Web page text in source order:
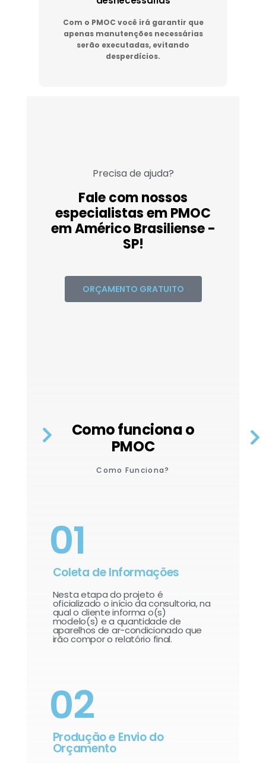
Com o PMOC você irá garantir que
apenas manutenções necessárias
serão executadas, evitando
desperdícios.
Precisa de ajuda?
Fale com nossos
especialistas em PMOC
em Américo Brasiliense -
SP!
ORÇAMENTO GRATUITO
Como funciona o
PMOC
Como Funciona?
01
Coleta de Informações
Nesta etapa do projeto é
oficializado o início da consultoria, na
qual o cliente informa o(s)
modelo(s) e a quantidade de
aparelhos de ar-condicionado que
irão compor o relatório final.​
02
Produção e Envio do
Orçamento